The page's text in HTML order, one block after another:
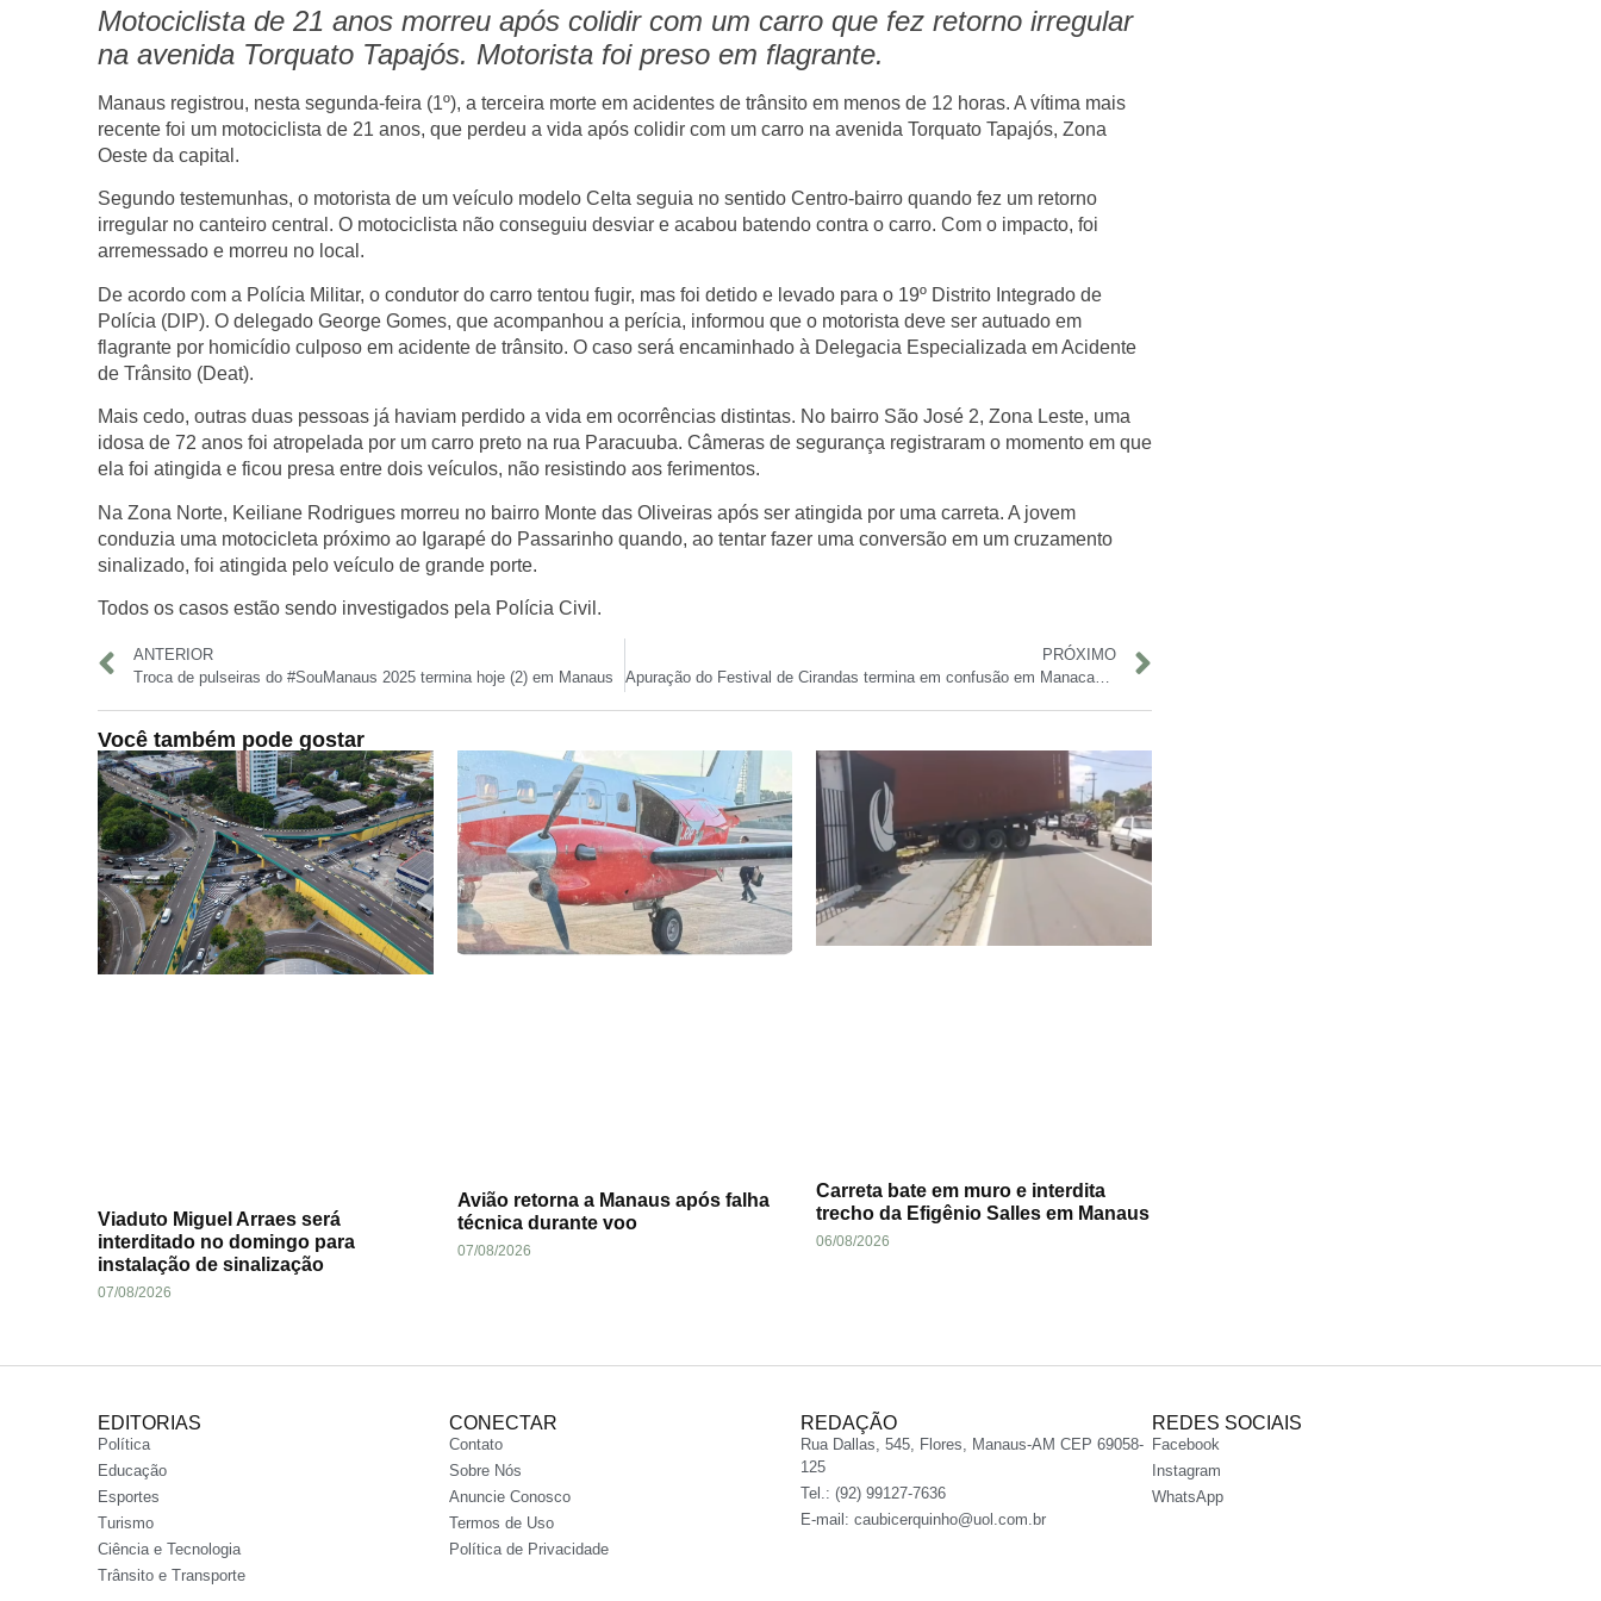
Motociclista de 21 anos morreu após colidir com um carro que fez retorno irregular
na avenida Torquato Tapajós. Motorista foi preso em flagrante.
Manaus registrou, nesta segunda-feira (1º), a terceira morte em acidentes de trânsito em menos de 12 horas. A vítima mais
recente foi um motociclista de 21 anos, que perdeu a vida após colidir com um carro na avenida Torquato Tapajós, Zona
Oeste da capital.
Segundo testemunhas, o motorista de um veículo modelo Celta seguia no sentido Centro-bairro quando fez um retorno
irregular no canteiro central. O motociclista não conseguiu desviar e acabou batendo contra o carro. Com o impacto, foi
arremessado e morreu no local.
De acordo com a Polícia Militar, o condutor do carro tentou fugir, mas foi detido e levado para o 19º Distrito Integrado de
Polícia (DIP). O delegado George Gomes, que acompanhou a perícia, informou que o motorista deve ser autuado em
flagrante por homicídio culposo em acidente de trânsito. O caso será encaminhado à Delegacia Especializada em Acidente
de Trânsito (Deat).
Mais cedo, outras duas pessoas já haviam perdido a vida em ocorrências distintas. No bairro São José 2, Zona Leste, uma
idosa de 72 anos foi atropelada por um carro preto na rua Paracuuba. Câmeras de segurança registraram o momento em que
ela foi atingida e ficou presa entre dois veículos, não resistindo aos ferimentos.
Na Zona Norte, Keiliane Rodrigues morreu no bairro Monte das Oliveiras após ser atingida por uma carreta. A jovem
conduzia uma motocicleta próximo ao Igarapé do Passarinho quando, ao tentar fazer uma conversão em um cruzamento
sinalizado, foi atingida pelo veículo de grande porte.
Todos os casos estão sendo investigados pela Polícia Civil.
ANTERIOR
Troca de pulseiras do #SouManaus 2025 termina hoje (2) em Manaus
PRÓXIMO
Você também pode gostar
Viaduto Miguel Arraes será
interditado no domingo para
instalação de sinalização
07/08/2026
Avião retorna a Manaus após falha
técnica durante voo
07/08/2026
Carreta bate em muro e interdita
trecho da Efigênio Salles em Manaus
06/08/2026
EDITORIAS
Política
Educação
Esportes
Turismo
Ciência e Tecnologia
Trânsito e Transporte
CONECTAR
Contato
Sobre Nós
Anuncie Conosco
Termos de Uso
Política de Privacidade
REDAÇÃO
Rua Dallas, 545, Flores, Manaus-AM CEP 69058-
125
Tel.: (92) 99127-7636
E-mail: caubicerquinho@uol.com.br
REDES SOCIAIS
Facebook
Instagram
WhatsApp